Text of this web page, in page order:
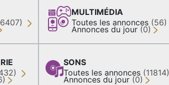
MULTIMÉDIA
Toutes les annonces (56)
Annonces du jour (0)
SONS
Toutes les annonces (11814)
Annonces du jour (0)